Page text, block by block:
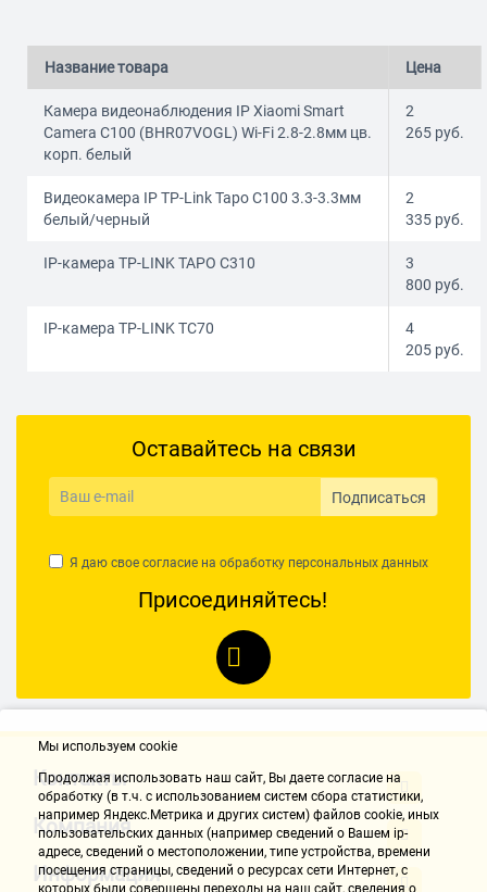
Название товара Цена
Камера видеонаблюдения IP Xiaomi Smart
Camera C100 (BHR07VOGL) Wi-Fi 2.8-2.8мм цв.
корп. белый
2
265 руб.
Видеокамера IP TP-Link Tapo C100 3.3-3.3мм
белый/черный
2
335 руб.
IP-камера TP-LINK TAPO C310
3
800 руб.
IP-камера TP-LINK TC70
4
205 руб.
Оставайтесь на связи
Подписаться
Я даю свое согласие на обработку персональных данных
Присоединяйтесь!
Контакты
Компания
Информация
Мы используем cookie
Продолжая использовать наш cайт, Вы даете согласие на
обработку (в т.ч. с использованием систем сбора статистики,
например Яндекс.Метрика и других систем) файлов cookie, иных
пользовательских данных (например сведений о Вашем ip-
адресе, сведений о местоположении, типе устройства, времени
посещения страницы, сведений о ресурсах сети Интернет, с
которых были совершены переходы на наш сайт, сведения о